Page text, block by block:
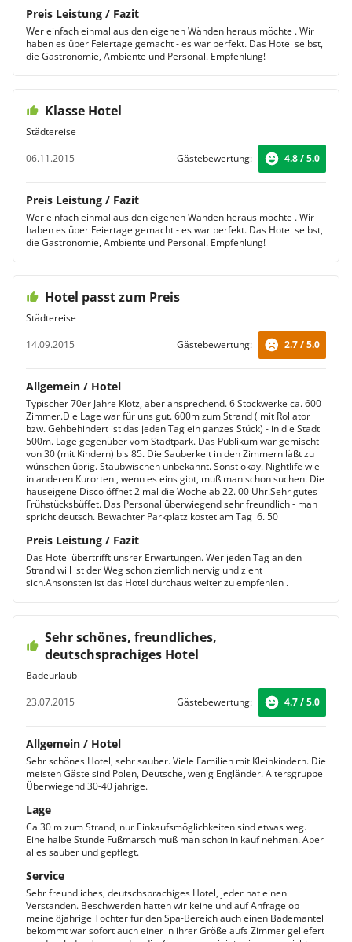
Preis Leistung / Fazit
Wer einfach einmal aus den eigenen Wänden heraus möchte . Wir
haben es über Feiertage gemacht - es war perfekt. Das Hotel selbst,
die Gastronomie, Ambiente und Personal. Empfehlung!
Klasse Hotel
Städtereise
06.11.2015
Gästebewertung: 4.8 / 5.0
Preis Leistung / Fazit
Wer einfach einmal aus den eigenen Wänden heraus möchte . Wir
haben es über Feiertage gemacht - es war perfekt. Das Hotel selbst,
die Gastronomie, Ambiente und Personal. Empfehlung!
Hotel passt zum Preis
Städtereise
14.09.2015
Gästebewertung: 2.7 / 5.0
Allgemein / Hotel
Typischer 70er Jahre Klotz, aber ansprechend. 6 Stockwerke ca. 600
Zimmer.Die Lage war für uns gut. 600m zum Strand ( mit Rollator
bzw. Gehbehindert ist das jeden Tag ein ganzes Stück) - in die Stadt
500m. Lage gegenüber vom Stadtpark. Das Publikum war gemischt
von 30 (mit Kindern) bis 85. Die Sauberkeit in den Zimmern läßt zu
wünschen übrig. Staubwischen unbekannt. Sonst okay. Nightlife wie
in anderen Kurorten , wenn es eins gibt, muß man schon suchen. Die
hauseigene Disco öffnet 2 mal die Woche ab 22. 00 Uhr.Sehr gutes
Frühstücksbüffet. Das Personal überwiegend sehr freundlich - man
spricht deutsch. Bewachter Parkplatz kostet am Tag  6. 50
Preis Leistung / Fazit
Das Hotel übertrifft unsrer Erwartungen. Wer jeden Tag an den
Strand will ist der Weg schon ziemlich nervig und zieht
sich.Ansonsten ist das Hotel durchaus weiter zu empfehlen .
Sehr schönes, freundliches,
deutschsprachiges Hotel
Badeurlaub
23.07.2015
Gästebewertung: 4.7 / 5.0
Allgemein / Hotel
Sehr schönes Hotel, sehr sauber. Viele Familien mit Kleinkindern. Die
meisten Gäste sind Polen, Deutsche, wenig Engländer. Altersgruppe
Überwiegend 30-40 jährige.
Lage
Ca 30 m zum Strand, nur Einkaufsmöglichkeiten sind etwas weg.
Eine halbe Stunde Fußmarsch muß man schon in kauf nehmen. Aber
alles sauber und gepflegt.
Service
Sehr freundliches, deutschsprachiges Hotel, jeder hat einen
Verstanden. Beschwerden hatten wir keine und auf Anfrage ob
meine 8jährige Tochter für den Spa-Bereich auch einen Bademantel
bekommt war sofort auch einer in ihrer Größe aufs Zimmer geliefert